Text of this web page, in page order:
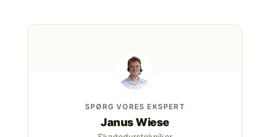
SPØRG VORES EKSPERT
Janus Wiese